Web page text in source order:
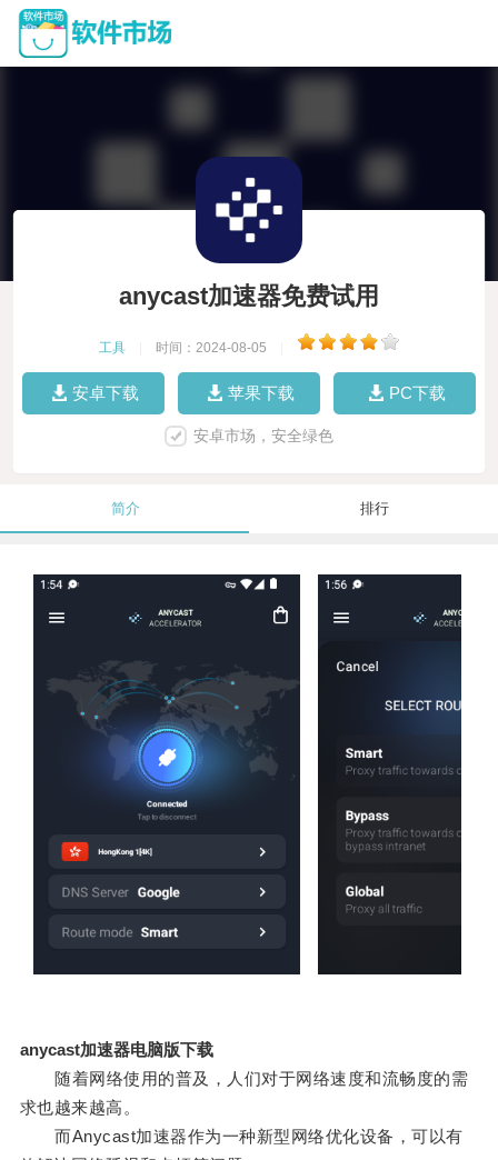
anycast加速器免费试用
工具 时间：2024-08-05
安卓下载 苹果下载 PC下载
安卓市场，安全绿色
简介 排行
anycast加速器电脑版下载
随着网络使用的普及，人们对于网络速度和流畅度的需
求也越来越高。
而Anycast加速器作为一种新型网络优化设备，可以有